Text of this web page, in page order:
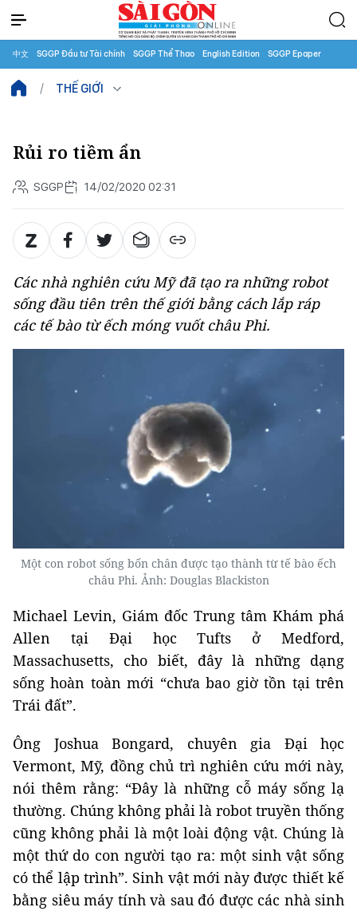
中文 SGGP Đầu tư Tài chính SGGP Thể Thao English Edition SGGP Epaper
THẾ GIỚI
Rủi ro tiềm ẩn
SGGP 14/02/2020 02:31
Các nhà nghiên cứu Mỹ đã tạo ra những robot
sống đầu tiên trên thế giới bằng cách lắp ráp
các tế bào từ ếch móng vuốt châu Phi.
Một con robot sống bốn chân được tạo thành từ tế bào ếch
châu Phi. Ảnh: Douglas Blackiston
Michael Levin, Giám đốc Trung tâm Khám phá
Allen tại Đại học Tufts ở Medford,
Massachusetts, cho biết, đây là những dạng
sống hoàn toàn mới “chưa bao giờ tồn tại trên
Trái đất”.
Ông Joshua Bongard, chuyên gia Đại học
Vermont, Mỹ, đồng chủ trì nghiên cứu mới này,
nói thêm rằng: “Đây là những cỗ máy sống lạ
thường. Chúng không phải là robot truyền thống
cũng không phải là một loài động vật. Chúng là
một thứ do con người tạo ra: một sinh vật sống
có thể lập trình”. Sinh vật mới này được thiết kế
bằng siêu máy tính và sau đó được các nhà sinh